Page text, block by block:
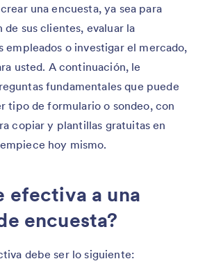
una encuesta, ya sea para
sus clientes, evaluar la
empleados o investigar el mercado,
usted. A continuación, le
fundamentales que puede
tipo de formulario o sondeo, con
copiar y plantillas gratuitas en
hoy mismo.
efectiva a una
encuesta?
debe ser lo siguiente: